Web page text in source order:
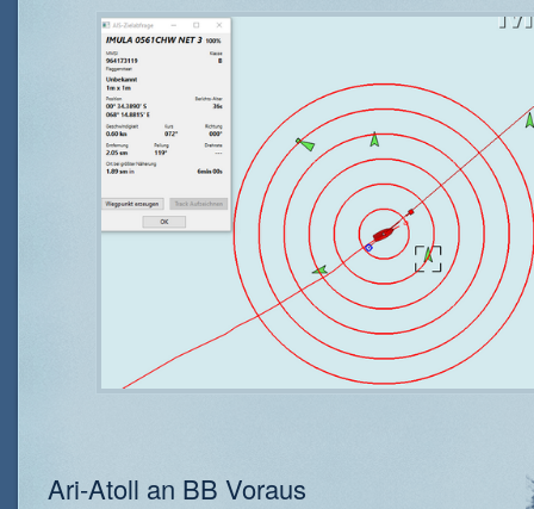
Ari-Atoll an BB Voraus